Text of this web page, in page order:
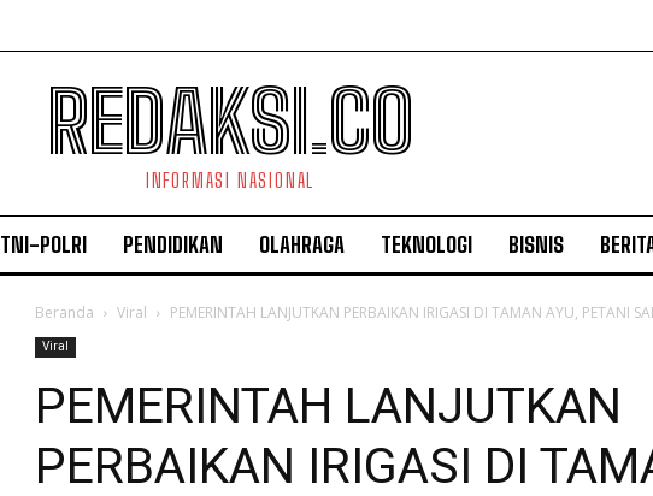
REDAKSI.CO
INFORMASI NASIONAL
TNI-POLRI PENDIDIKAN OLAHRAGA TEKNOLOGI BISNIS
Beranda Viral PEMERINTAH LANJUTKAN PERBAIKAN IRIGASI DI TAMAN AYU, PETANI
Viral
PEMERINTAH LANJUTKAN
PERBAIKAN IRIGASI DI